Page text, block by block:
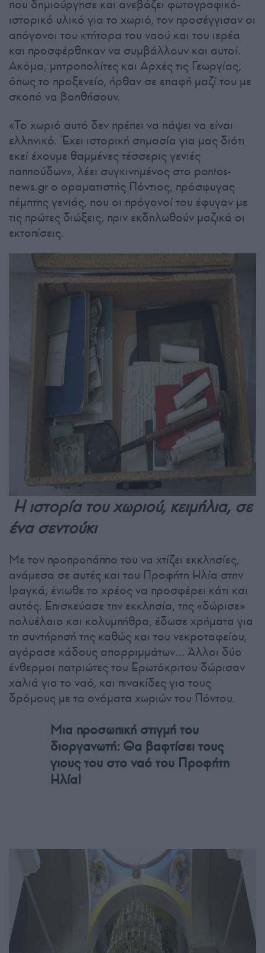
που δημιούργησε και ανεβάζει φωτογραφικό-
ιστορικό υλικό για το χωριό, τον προσέγγισαν οι
απόγονοι του κτήτορα του ναού και του ιερέα
και προσφέρθηκαν να συμβάλλουν και αυτοί.
Ακόμα, μητροπολίτες και Αρχές τις Γεωργίας,
όπως το προξενείο, ήρθαν σε επαφή μαζί του με
σκοπό να βοηθήσουν.
«Το χωριό αυτό δεν πρέπει να πάψει να είναι
ελληνικό. Έχει ιστορική σημασία για μας διότι
εκεί έχουμε θαμμένες τέσσερις γενιές
παππούδων», λέει συγκινημένος στο pontos-
news.gr ο οραματιστής Πόντιος, πρόσφυγας
πέμπτης γενιάς, που οι πρόγονοί του έφυγαν με
τις πρώτες διώξεις, πριν εκδηλωθούν μαζικά οι
εκτοπίσεις.
Η ιστορία του χωριού, κειμήλια, σε
ένα σεντούκι
Με τον προπροπάππο του να χτίζει εκκλησίες,
ανάμεσα σε αυτές και του Προφήτη Ηλία στην
Ιραγκά, ένιωθε το χρέος να προσφέρει κάτι και
αυτός. Επισκεύασε την εκκλησία, της «δώρισε»
πολυέλαιο και κολυμπήθρα, έδωσε χρήματα για
τη συντήρησή της καθώς και του νεκροταφείου,
αγόρασε κάδους απορριμμάτων… Άλλοι δύο
ένθερμοι πατριώτες του Ερωτόκριτου δώρισαν
χαλιά για το ναό, και πινακίδες για τους
δρόμους με τα ονόματα χωριών του Πόντου.
Μια προσωπική στιγμή του
διοργανωτή: Θα βαφτίσει τους
γιους του στο ναό του Προφήτη
Ηλία!